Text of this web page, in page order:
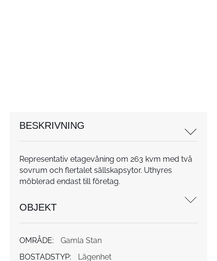
BESKRIVNING
Representativ etagevåning om 263 kvm med två
sovrum och flertalet sällskapsytor. Uthyres
möblerad endast till företag.
OBJEKT
OMRÅDE:
Gamla Stan
BOSTADSTYP:
Lägenhet